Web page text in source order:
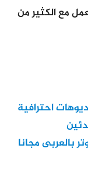
مع الكثير من
احترافية
بالعربى مجانا